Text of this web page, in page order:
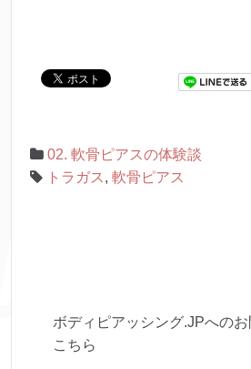
02. 軟骨ピアスの体験談
トラガス , 軟骨ピアス
ボディピアッシング.JPへの
こちら